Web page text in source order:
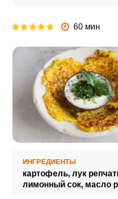
60 мин
ИНГРЕДИЕНТЫ
картофель, лук
лимонный сок, масло